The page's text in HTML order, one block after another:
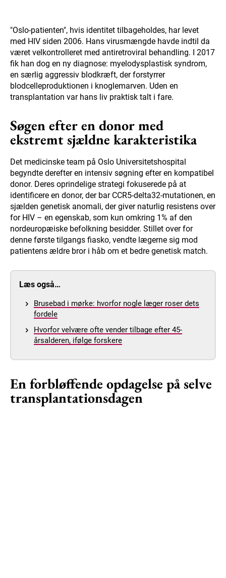
"Oslo-patienten", hvis identitet tilbageholdes, har levet
med HIV siden 2006. Hans virusmængde havde indtil da
været velkontrolleret med antiretroviral behandling. I 2017
fik han dog en ny diagnose: myelodysplastisk syndrom,
en særlig aggressiv blodkræft, der forstyrrer
blodcelleproduktionen i knoglemarven. Uden en
transplantation var hans liv praktisk talt i fare.
Søgen efter en donor med
ekstremt sjældne karakteristika
Det medicinske team på Oslo Universitetshospital
begyndte derefter en intensiv søgning efter en kompatibel
donor. Deres oprindelige strategi fokuserede på at
identificere en donor, der bar CCR5-delta32-mutationen, en
sjælden genetisk anomali, der giver naturlig resistens over
for HIV – en egenskab, som kun omkring 1% af den
nordeuropæiske befolkning besidder. Stillet over for
denne første tilgangs fiasko, vendte lægerne sig mod
patientens ældre bror i håb om et bedre genetisk match.
Læs også…
Brusebad i mørke: hvorfor nogle læger roser dets
fordele
Hvorfor velvære ofte vender tilbage efter 45-
årsalderen, ifølge forskere
En forbløffende opdagelse på selve
transplantationsdagen